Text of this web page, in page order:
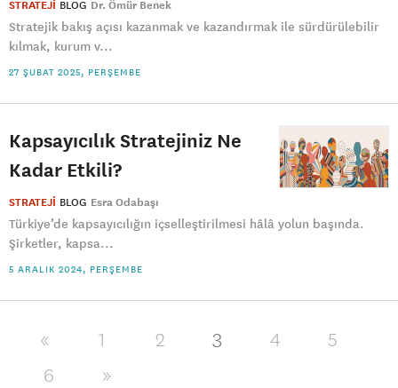
STRATEJİ BLOG Dr. Ömür Benek
Stratejik bakış açısı kazanmak ve kazandırmak ile sürdürülebilir
kılmak, kurum v...
27 ŞUBAT 2025, PERŞEMBE
Kapsayıcılık Stratejiniz Ne
Kadar Etkili?
STRATEJİ BLOG Esra Odabaşı
Türkiye’de kapsayıcılığın içselleştirilmesi hâlâ yolun başında.
Şirketler, kapsa...
5 ARALIK 2024, PERŞEMBE
« 1 2 3 4
5
6
»